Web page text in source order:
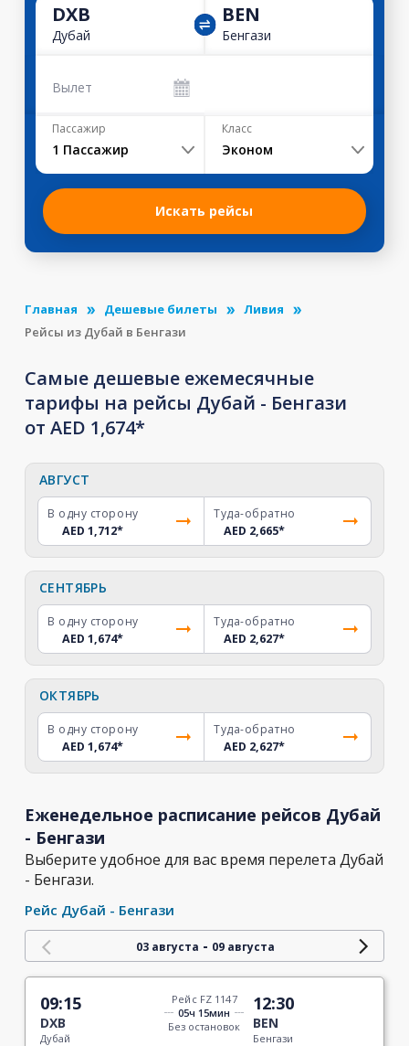
DXB
Дубай
BEN
Бенгази
Вылет
Пассажир
1 Пассажир
Класс
Эконом
Искать рейсы
Главная Дешевые билеты
Ливия
Рейсы из Дубай в Бенгази
Самые дешевые ежемесячные
тарифы на рейсы Дубай - Бенгази
от AED 1,674*
АВГУСТ
В одну сторону
AED 1,712*
Туда-обратно
AED 2,665*
СЕНТЯБРЬ
В одну сторону
AED 1,674*
Туда-обратно
AED 2,627*
ОКТЯБРЬ
В одну сторону
AED 1,674*
Туда-обратно
AED 2,627*
Еженедельное расписание рейсов Дубай
- Бенгази
Выберите удобное для вас время перелета Дубай
- Бенгази.
Рейс Дубай - Бенгази
03 августа - 09 августа
09:15
DXB
Дубай
Рейс FZ 1147
05ч 15мин
Без остановок
12:30
BEN
Бенгази